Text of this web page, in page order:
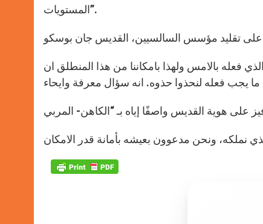
المستويات”.
فعله بالامس ولهذا بامكاننا من هذا المنطلق ان